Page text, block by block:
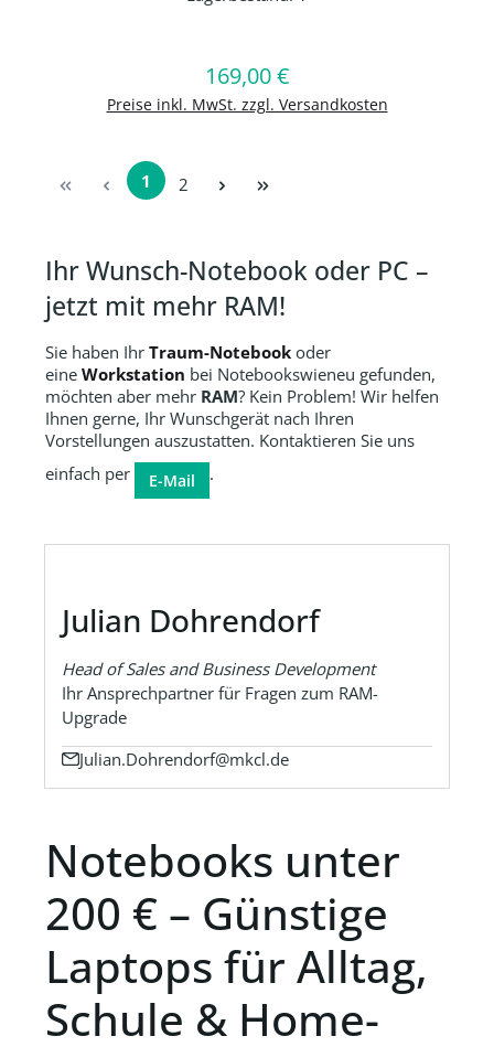
Regulärer Preis:
169,00 €
Preise inkl. MwSt. zzgl. Versandkosten
In den Warenkorb
Seite
1 Seite
2
Ihr Wunsch-Notebook oder PC –
jetzt mit mehr RAM!
Sie haben Ihr Traum-Notebook oder
eine Workstation bei Notebookswieneu gefunden,
möchten aber mehr RAM? Kein Problem! Wir helfen
Ihnen gerne, Ihr Wunschgerät nach Ihren
Vorstellungen auszustatten. Kontaktieren Sie uns
einfach per
E-Mail .
Julian Dohrendorf
Head of Sales and Business Development
Ihr Ansprechpartner für Fragen zum RAM-
Upgrade
Julian.Dohrendorf@mkcl.de
Notebooks unter
200 € – Günstige
Laptops für Alltag,
Schule & Home-